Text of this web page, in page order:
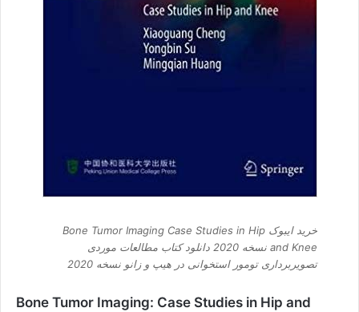
خرید ایبوک Bone Tumor Imaging Case Studies in Hip
and Knee نسخه 2020 دانلود کتاب مطالعات موردی
تصویربرداری تومور استخوانی در هیپ و زانو نسخه 2020
Bone Tumor Imaging: Case Studies in Hip and